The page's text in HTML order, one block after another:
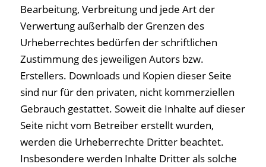
Bearbeitung, Verbreitung und jede Art der
Verwertung außerhalb der Grenzen des
Urheberrechtes bedürfen der schriftlichen
Zustimmung des jeweiligen Autors bzw.
Erstellers. Downloads und Kopien dieser Seite
sind nur für den privaten, nicht kommerziellen
Gebrauch gestattet. Soweit die Inhalte auf dieser
Seite nicht vom Betreiber erstellt wurden,
werden die Urheberrechte Dritter beachtet.
Insbesondere werden Inhalte Dritter als solche